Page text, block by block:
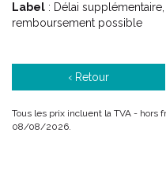
Label : Délai
remboursement possible
‹ Retour
Tous les prix incluent la TVA - hors
08/08/2026.